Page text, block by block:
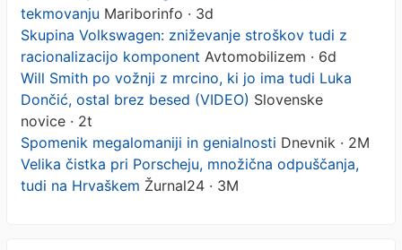
tekmovanju Mariborinfo · 3d
Skupina Volkswagen: zniževanje stroškov tudi z
racionalizacijo komponent Avtomobilizem · 6d
Will Smith po vožnji z mrcino, ki jo ima tudi Luka
Dončić, ostal brez besed (VIDEO) Slovenske
novice · 2t
Spomenik megalomaniji in genialnosti Dnevnik · 2M
Velika čistka pri Porscheju, množična odpuščanja,
tudi na Hrvaškem Žurnal24 · 3M